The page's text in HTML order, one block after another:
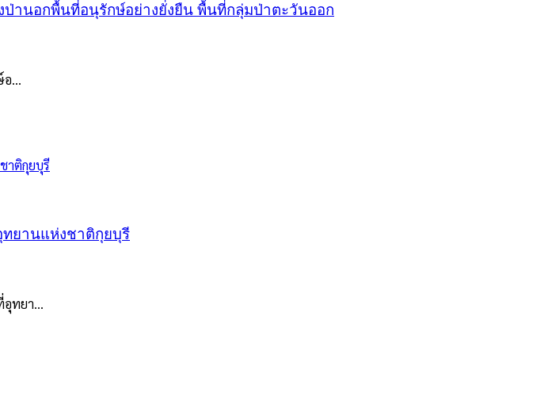
ป่านอกพื้นที่อนุรักษ์อย่างยั่งยืน พื้นที่กลุ่มป่าตะวันออก
...
ยานแห่งชาติกุยบุรี
อุทยา...